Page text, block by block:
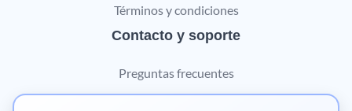
Términos y condiciones
Contacto y soporte
Preguntas frecuentes
Contáctanos